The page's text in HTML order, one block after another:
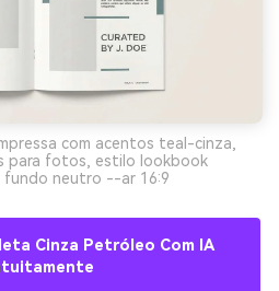
com acentos teal-cinza,
para fotos, estilo lookbook
fundo neutro --ar 16:9
Cinza Petróleo Com IA